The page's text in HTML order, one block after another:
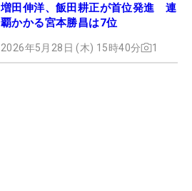
増田伸洋、飯田耕正が首位発進 連
覇かかる宮本勝昌は7位
2026年5月28日 (木) 15時40分 1